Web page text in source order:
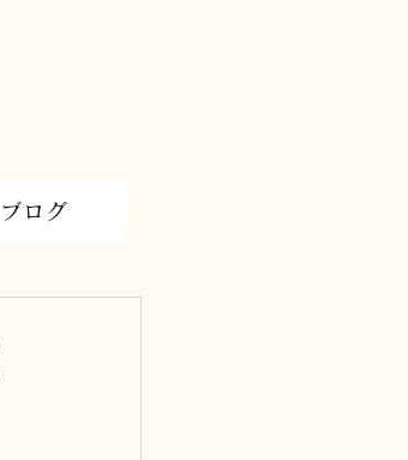
ブログ